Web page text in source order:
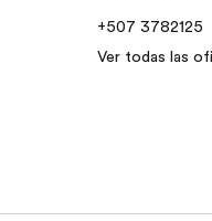
+507 3782125
Ver todas las